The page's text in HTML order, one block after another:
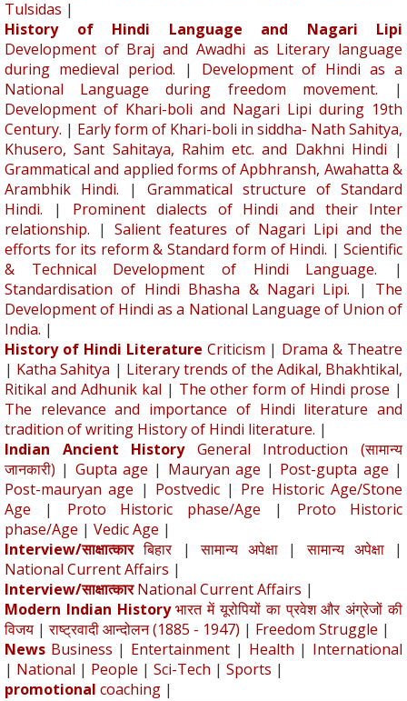
Tulsidas |
History of Hindi Language and Nagari Lipi
Development of Braj and Awadhi as Literary language
during medieval period. | Development of Hindi as a
National Language during freedom movement. |
Development of Khari-boli and Nagari Lipi during 19th
Century. | Early form of Khari-boli in siddha- Nath Sahitya,
Khusero, Sant Sahitaya, Rahim etc. and Dakhni Hindi |
Grammatical and applied forms of Apbhransh, Awahatta &
Arambhik Hindi. | Grammatical structure of Standard
Hindi. | Prominent dialects of Hindi and their Inter
relationship. | Salient features of Nagari Lipi and the
efforts for its reform & Standard form of Hindi. | Scientific
& Technical Development of Hindi Language. |
Standardisation of Hindi Bhasha & Nagari Lipi. | The
Development of Hindi as a National Language of Union of
India. |
History of Hindi Literature Criticism | Drama & Theatre
| Katha Sahitya | Literary trends of the Adikal, Bhakhtikal,
Ritikal and Adhunik kal | The other form of Hindi prose |
The relevance and importance of Hindi literature and
tradition of writing History of Hindi literature. |
Indian Ancient History
General Introduction (सामान्य
जानकारी) | Gupta age | Mauryan age | Post-gupta age |
Post-mauryan age | Postvedic| Pre Historic Age/Stone
Age | Proto Historic phase/Age | Proto Historic
phase/Age | Vedic Age |
Interview/साक्षात्कार बिहार |सामान्य अपेक्षा |सामान्य अपेक्षा
|
National Current Affairs |
Interview/साक्षात्कार National Current Affairs |
Modern Indian History भारत में यूरोपियों का प्रवेश और अंग्रेजों की
विजय |राष्ट्रवादी आन्दोलन (1885 - 1947) | Freedom Struggle |
News Business | Entertainment | Health | International
| National | People | Sci-Tech | Sports |
promotional coaching |